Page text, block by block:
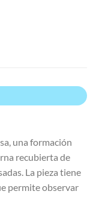
una formación
recubierta de
La pieza tiene
permite observar